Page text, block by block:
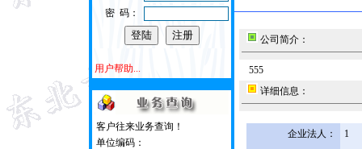
密 码：
用户帮助...
客户往来业务查询！
单位编码：
公司简介：
555
详细信息：
企业法人：
1